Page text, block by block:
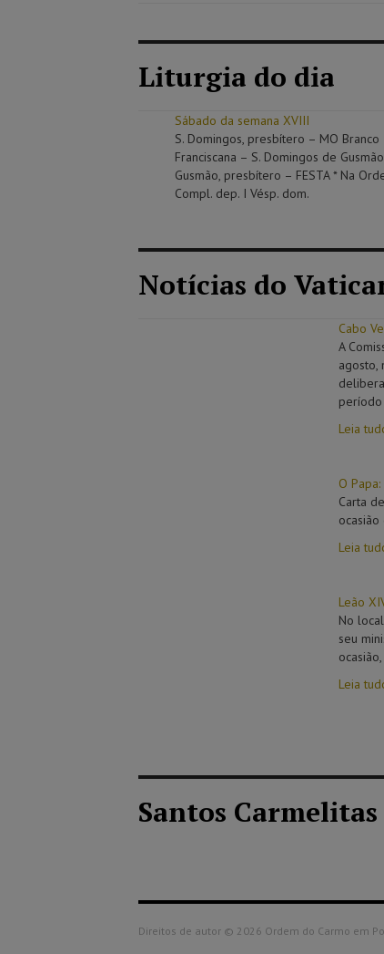
Liturgia do dia
Sábado da semana XVIII
S. Domingos, presbítero – MO
Franciscana – S. Domingos de
Gusmão, presbítero – FESTA * Na
Compl. dep. I Vésp. dom.
Notícias do
Cabo
A
agosto,
Leia
O
Carta
Leia
Leão
No
seu
Leia
Santos Carmelitas
Direitos de autor © 2026 Ordem do Carmo em